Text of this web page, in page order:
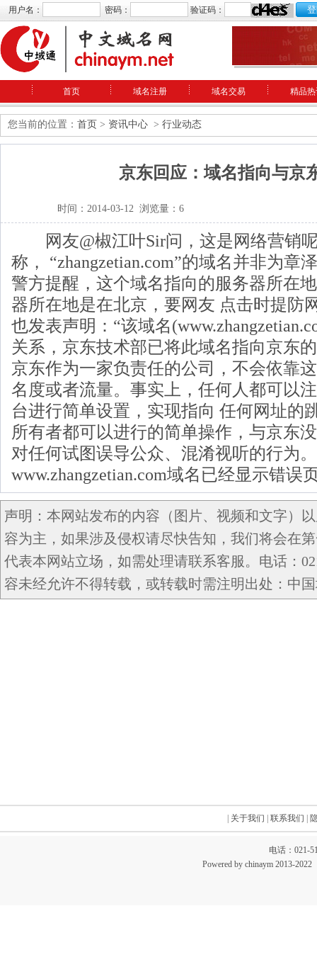
用户名： 密码： 验证码：
首页 域名注册 域名交易 精品
您当前的位置： 首页 > 资讯中心 > 行业动态
京东回应：域名指向与京
时间：2014-03-12 浏览量：6
网友@椒江叶Sir问，这是网络营销
称， “zhangzetian.com”的域名并非为章
警方提醒，这个域名指向的服务器所在
器所在地是在北京，要网友 点击时提防
也发表声明：“该域名
关系，京东技术部已将此域名指向京东
京东作为一家负责任的公司，不会依靠
名度或者流量。事实上，任何人都可以
台进行简单设置，实现指向 任何网址的
所有者都可以进行的简单操作，与京东
对任何试图误导公众、混淆视听的行为
www.zhangzetian.com域名已经显示错误
声明：本网站发布的内容（图片、视频和文字）
容为主，如果涉及侵权请尽快告知，我们将会在
代表本网站立场，如需处理请联系客服。电话：
容未经允许不得转载，或转载时需注明出处：中国
关于我们 联系我们
电话：021-
Powered by chinaym 2013-